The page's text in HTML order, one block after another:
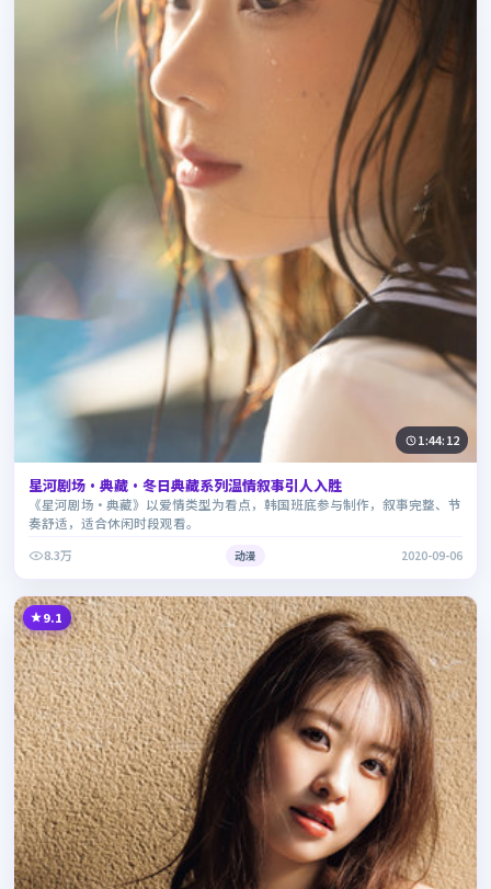
1:44:12
星河剧场·典藏·冬日典藏系列温情叙事引人入胜
《星河剧场·典藏》以爱情类型为看点，韩国班底参与制作，叙事完整、节
奏舒适，适合休闲时段观看。
8.3万
动漫 2020-09-06
9.1